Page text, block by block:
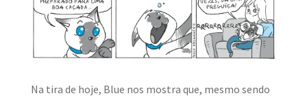
MINHA CONTA
CARRINHO
Na tira de hoje, Blue nos mostra que, mesmo sendo